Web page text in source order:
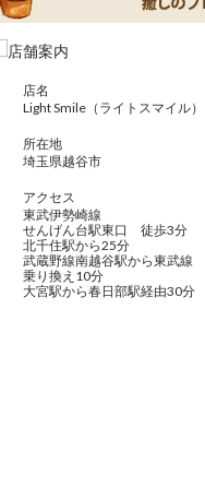
店名
Light Smile（ライトスマイル）
所在地
埼玉県越谷市
アクセス
東武伊勢崎線
せんげん台駅東口 徒歩3分
北千住駅から25分
武蔵野線南越谷駅から東武線
乗り換え10分
大宮駅から春日部駅経由30分